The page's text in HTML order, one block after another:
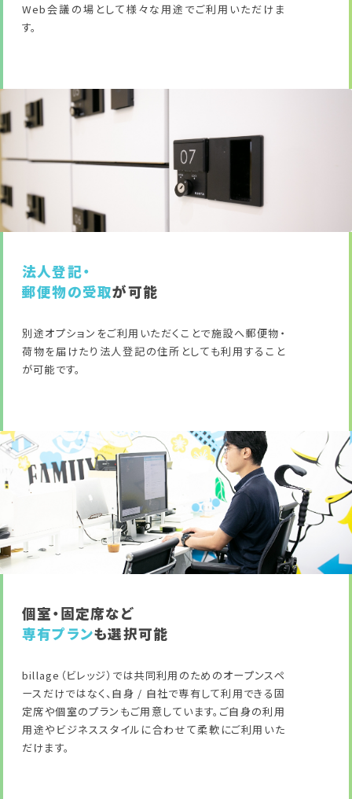
Web会議の場として様々な用途でご利用いただけま
す。
法人登記・
郵便物の受取が可能
別途オプションをご利用いただくことで施設へ郵便物・
荷物を届けたり法人登記の住所としても利用すること
が可能です。
個室・固定席など
専有プランも選択可能
billage（ビレッジ）では共同利用のためのオープンスペ
ースだけではなく、自身 / 自社で専有して利用できる固
定席や個室のプランもご用意しています。ご自身の利用
用途やビジネススタイルに合わせて柔軟にご利用いた
だけます。